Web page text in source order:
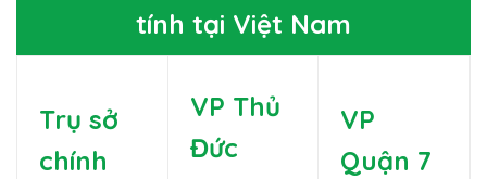
tính tại Việt Nam
Trụ sở
chính
VP Thủ
Đức
VP
Quận 7